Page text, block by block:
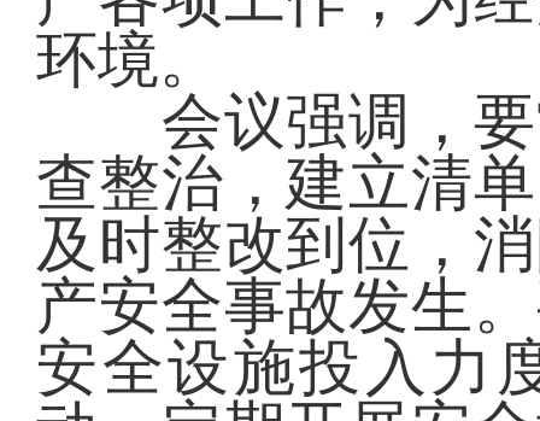
环境。
会议强调，要
查整治，建立清
及时整改到位，
产安全事故发生
安全设施投入力